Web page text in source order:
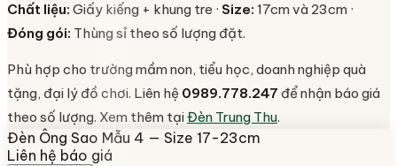
Chất liệu: Giấy kiếng + khung tre · Size: 17cm và 23cm ·
Đóng gói: Thùng sỉ theo số lượng đặt.
Phù hợp cho trường mầm non, tiểu học, doanh nghiệp quà
tặng, đại lý đồ chơi. Liên hệ 0989.778.247 để nhận báo giá
theo số lượng. Xem thêm tạiĐèn Trung Thu.
Đèn Ông Sao Mẫu 4 — Size 17-23cm
Liên hệ báo giá